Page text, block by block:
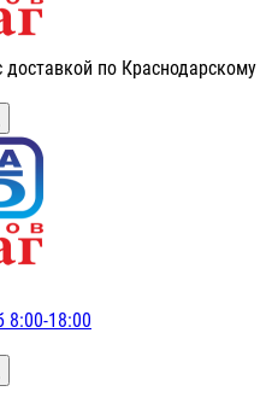
по Краснодарскому
8:00-18:00